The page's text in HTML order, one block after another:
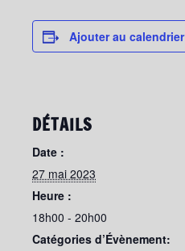
Ajouter au calendrier
DÉTAILS
Date :
27 mai 2023
Heure :
18h00 - 20h00
Catégories d’Évènement: